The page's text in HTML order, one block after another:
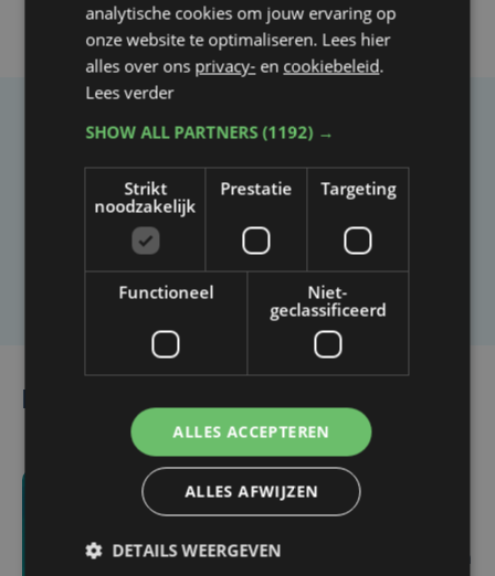
Taalfout opgemerkt?
Heb je een taal- of schrijffout opgemerkt in dit
Laat het ons weten
Lees ook
ma 20 juli | 14:42
welzijn van onze dolfijnen
analytische cookies om jouw ervaring op
onze website te optimaliseren. Lees hier
alles over ons privacy- en cookiebeleid.
Lees verder
SHOW ALL PARTNERS(1192) →
Strikt
noodzakelijk
Prestatie Targeting
Functioneel
Niet-
geclassificeerd
ALLES ACCEPTEREN
ALLES AFWIJZEN
DETAILS WEERGEVEN